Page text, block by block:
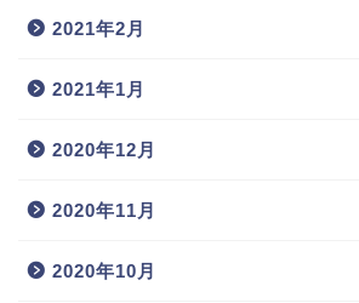
2021年2月
2021年1月
2020年12月
2020年11月
2020年10月